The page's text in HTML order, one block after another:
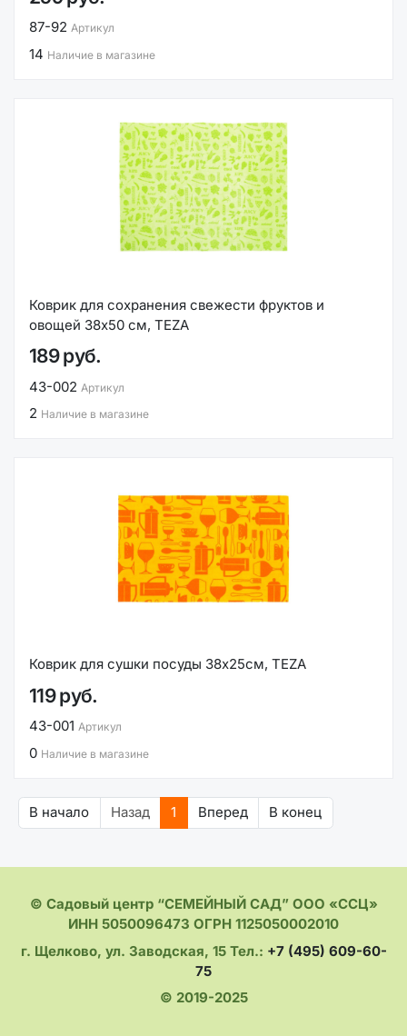
87-92 Артикул
14 Наличие в магазине
Коврик для сохранения свежести фруктов и
овощей 38х50 см, TEZA
189 руб.
43-002 Артикул
2 Наличие в магазине
Коврик для сушки посуды 38x25см, TEZA
119 руб.
43-001 Артикул
0 Наличие в магазине
В начало Назад 1 Вперед В конец
© Садовый центр “СЕМЕЙНЫЙ САД” ООО «ССЦ»
ИНН 5050096473 ОГРН 1125050002010
г. Щелково, ул. Заводская, 15 Тел.: +7 (495) 609-60-
75
© 2019-2025